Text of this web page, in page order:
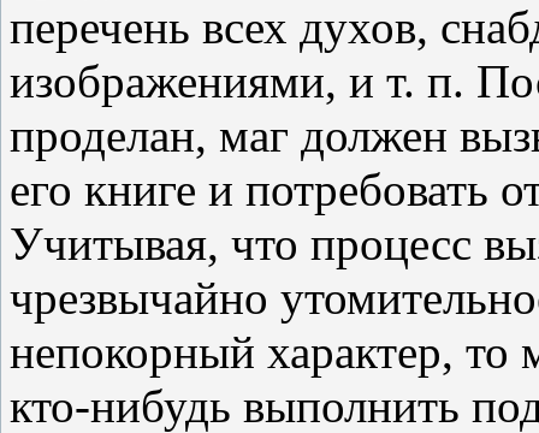
перечень всех духов,
изображениями, и т. п.
проделан, маг должен
его книге и потребовать
Учитывая, что процесс
чрезвычайно
непокорный характер, то
кто-нибудь выполнить